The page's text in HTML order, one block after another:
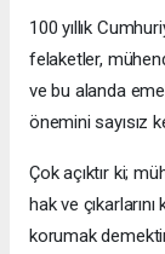
100 yıllık
felaketler,
ve bu alanda
önemini sayısız
Çok açıktır ki;
hak ve
korumak